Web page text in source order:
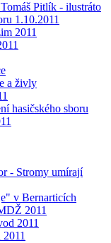
Pitlík - ilustráto
1.10.2011
2011
a živly
hasičského sboru
- Stromy umírají
v Bernarticích
2011
2011